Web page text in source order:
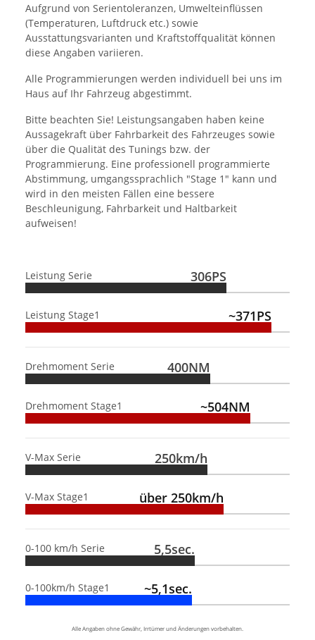
Aufgrund von Serientoleranzen, Umwelteinflüssen
(Temperaturen, Luftdruck etc.) sowie
Ausstattungsvarianten und Kraftstoffqualität können
diese Angaben variieren.
Alle Programmierungen werden individuell bei uns im
Haus auf Ihr Fahrzeug abgestimmt.
Bitte beachten Sie! Leistungsangaben haben keine
Aussagekraft über Fahrbarkeit des Fahrzeuges sowie
über die Qualität des Tunings bzw. der
Programmierung. Eine professionell programmierte
Abstimmung, umgangssprachlich "Stage 1" kann und
wird in den meisten Fällen eine bessere
Beschleunigung, Fahrbarkeit und Haltbarkeit
aufweisen!
Leistung Serie 306PS
Leistung Stage1 ~371PS
Drehmoment Serie 400NM
Drehmoment Stage1 ~504NM
V-Max Serie 250km/h
V-Max Stage1 über 250km/h
0-100 km/h Serie 5,5sec.
0-100km/h Stage1 ~5,1sec.
Alle Angaben ohne Gewähr, Irrtümer und Änderungen vorbehalten.